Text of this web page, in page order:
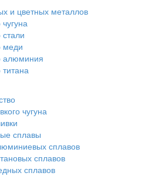
и цветных металлов
меди
алюминия
титана
чугуна
сплавы
сплавов
сплавов
сплавов